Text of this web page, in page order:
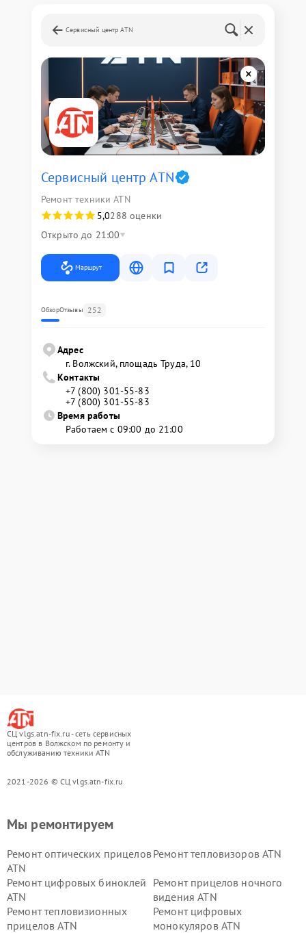
Сервисный центр ATN
Сервисный центр ATN
Ремонт техники ATN
5,0288 оценки
Открыто до 21:00
Маршрут
ОбзорОтзывы 252
Адрес
г. Волжский, площадь Труда, 10
Контакты
+7 (800) 301-55-83
+7 (800) 301-55-83
Время работы
Работаем с 09:00 до 21:00
СЦ vlgs.atn-fix.ru - сеть сервисных
центров в Волжском по ремонту и
обслуживанию техники ATN
2021-2026 © СЦ vlgs.atn-fix.ru
Мы ремонтируем
Ремонт оптических прицелов
ATN
Ремонт тепловизоров ATN
Ремонт цифровых биноклей
ATN
Ремонт прицелов ночного
видения ATN
Ремонт тепловизионных
прицелов ATN
Ремонт цифровых
монокуляров ATN